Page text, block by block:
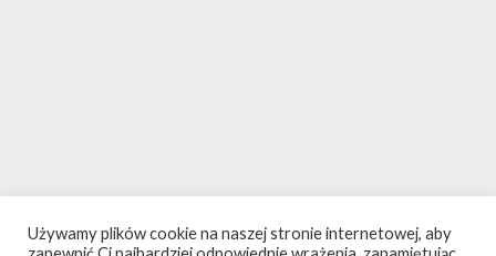
Używamy plików cookie na naszej stronie internetowej, aby